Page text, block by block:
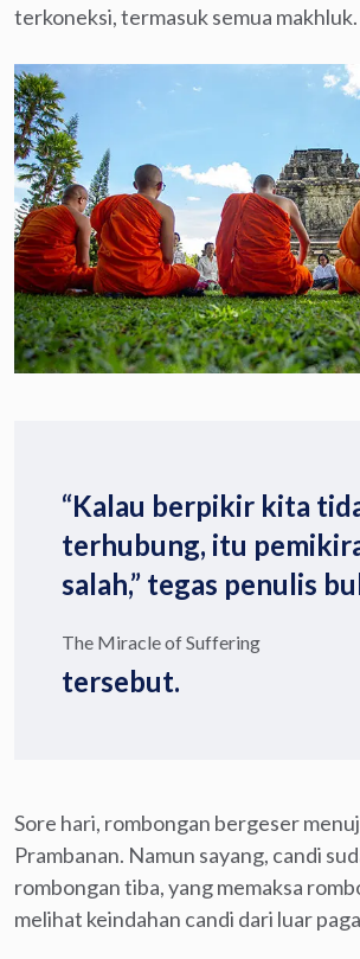
terkoneksi, termasuk semua makhluk.
“Kalau berpikir kita
terhubung, itu
salah,” tegas penulis
The Miracle of Suffering
tersebut.
Sore hari, rombongan bergeser
Prambanan. Namun sayang, candi
rombongan tiba, yang memaksa
melihat keindahan candi dari luar